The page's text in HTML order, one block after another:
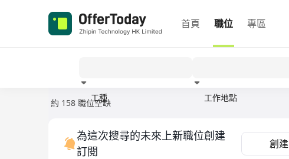
首頁 職位 專區
工種 工作地點
約 158 職位空缺
為這次搜尋的未來上新職位創建
訂閱
創建